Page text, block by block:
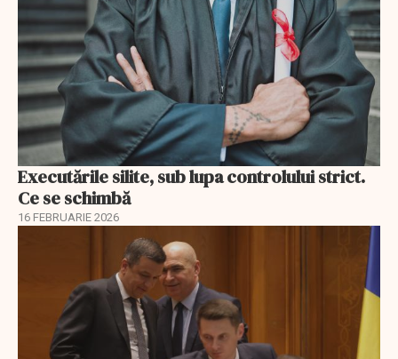
Executările silite, sub lupa controlului strict.
Ce se schimbă
16 FEBRUARIE 2026